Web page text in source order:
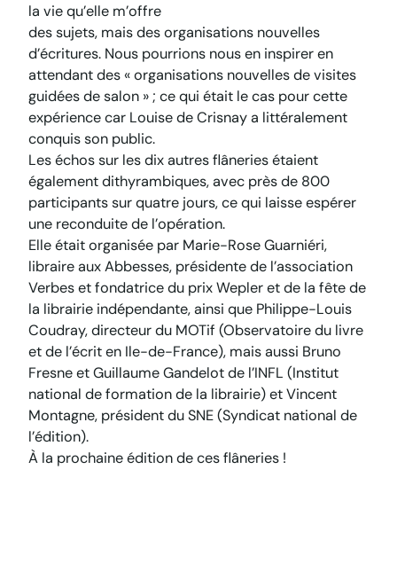
la vie qu’elle m’offre
des sujets, mais des organisations nouvelles
d’écritures. Nous pourrions nous en inspirer en
attendant des « organisations nouvelles de visites
guidées de salon » ; ce qui était le cas pour cette
expérience car Louise de Crisnay a littéralement
conquis son public.
Les échos sur les dix autres flâneries étaient
également dithyrambiques, avec près de 800
participants sur quatre jours, ce qui laisse espérer
une reconduite de l’opération.
Elle était organisée par Marie-Rose Guarniéri,
libraire aux Abbesses, présidente de l’association
Verbes et fondatrice du prix Wepler et de la fête de
la librairie indépendante, ainsi que Philippe-Louis
Coudray, directeur du MOTif (Observatoire du livre
et de l’écrit en Ile-de-France), mais aussi Bruno
Fresne et Guillaume Gandelot de l’INFL (Institut
national de formation de la librairie) et Vincent
Montagne, président du SNE (Syndicat national de
l’édition).
À la prochaine édition de ces flâneries !